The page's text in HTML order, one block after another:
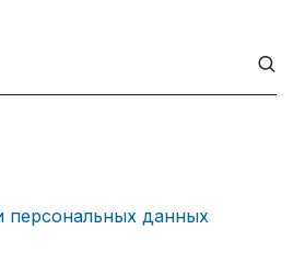
персональных данных